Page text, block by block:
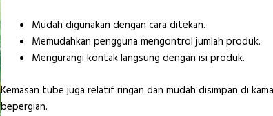
Mudah digunakan dengan cara ditekan.
Memudahkan pengguna mengontrol jumlah produk.
Mengurangi kontak langsung dengan isi produk.
Kemasan tube juga relatif ringan dan mudah disimpan di
bepergian.